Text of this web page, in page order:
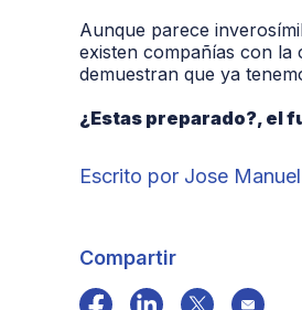
Aunque parece
existen compañías con la
demuestran que ya
¿Estas preparado?, el
Escrito por Jose
Compartir